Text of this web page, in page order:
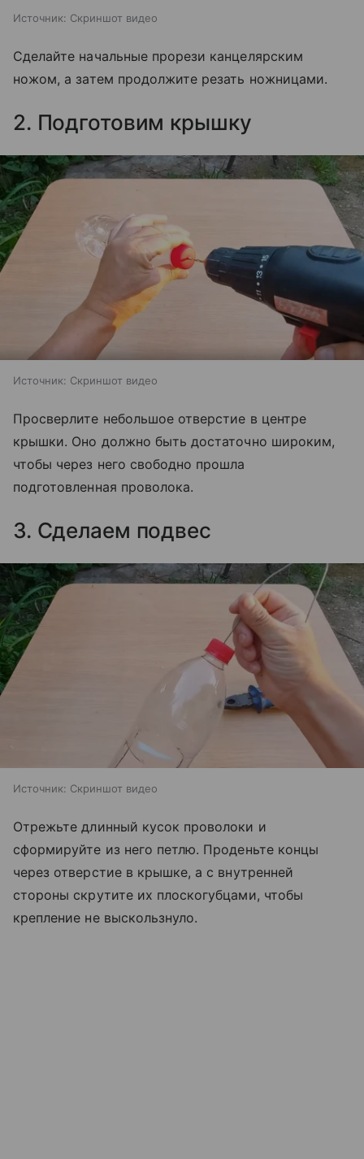
Источник: Скриншот видео
Сделайте начальные прорези канцелярским
ножом, а затем продолжите резать ножницами.
2. Подготовим крышку
Источник: Скриншот видео
Просверлите небольшое отверстие в центре
крышки. Оно должно быть достаточно широким,
чтобы через него свободно прошла
подготовленная проволока.
3. Сделаем подвес
Источник: Скриншот видео
Отрежьте длинный кусок проволоки и
сформируйте из него петлю. Проденьте концы
через отверстие в крышке, а с внутренней
стороны скрутите их плоскогубцами, чтобы
крепление не выскользнуло.